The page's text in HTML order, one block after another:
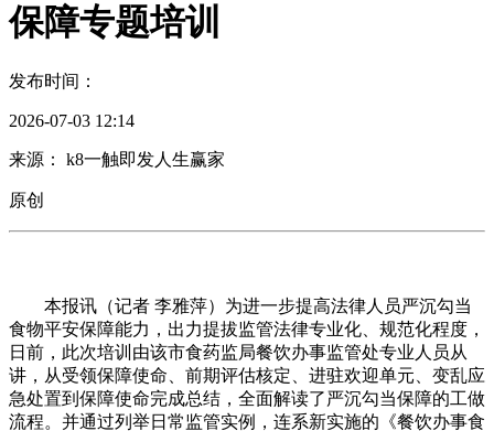
保障专题培训
发布时间：
2026-07-03 12:14
来源： k8一触即发人生赢家
原创
本报讯（记者 李雅萍）为进一步提高法律人员严沉勾当
食物平安保障能力，出力提拔监管法律专业化、规范化程度，
日前，此次培训由该市食药监局餐饮办事监管处专业人员从
讲，从受领保障使命、前期评估核定、进驻欢迎单元、变乱应
急处置到保障使命完成总结，全面解读了严沉勾当保障的工做
流程。并通过列举日常监管实例，连系新实施的《餐饮办事食